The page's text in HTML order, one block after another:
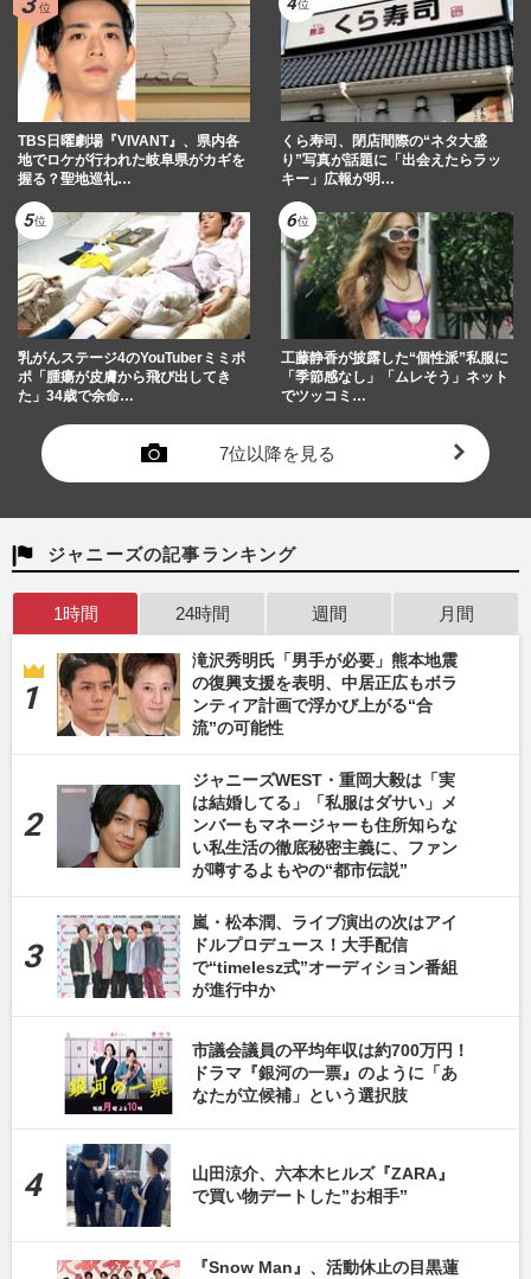
TBS日曜劇場『VIVANT』、県内各
地でロケが行われた岐阜県がカギを
握る？聖地巡礼…
くら寿司、閉店間際の“ネタ大盛
り”写真が話題に「出会えたらラッ
キー」広報が明…
乳がんステージ4のYouTuberミミポ
ポ「腫瘍が皮膚から飛び出してき
た」34歳で余命…
工藤静香が披露した“個性派”私服に
「季節感なし」「ムレそう」ネット
でツッコミ…
7位以降を見る
ジャニーズの記事ランキング
1時間 24時間 週間 月間
滝沢秀明氏「男手が必要」熊本地震
の復興支援を表明、中居正広もボラ
ンティア計画で浮かび上がる“合
流”の可能性
ジャニーズWEST・重岡大毅は「実
は結婚してる」「私服はダサい」メ
ンバーもマネージャーも住所知らな
い私生活の徹底秘密主義に、ファン
が噂するよもやの“都市伝説”
嵐・松本潤、ライブ演出の次はアイ
ドルプロデュース！大手配信
で“timelesz式”オーディション番組
が進行中か
市議会議員の平均年収は約700万円！
ドラマ『銀河の一票』のように「あ
なたが立候補」という選択肢
山田涼介、六本木ヒルズ『ZARA』
で買い物デートした”お相手”
『Snow Man』、活動休止の目黒蓮